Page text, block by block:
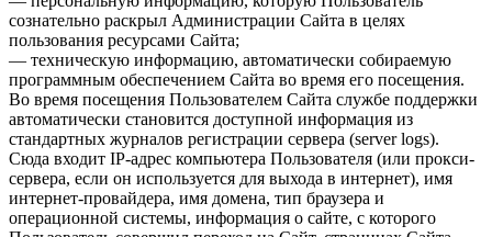
сознательно раскрыл Администрации Сайта в целях
пользования ресурсами Сайта;
— техническую информацию, автоматически собираемую
программным обеспечением Сайта во время его посещения.
Во время посещения Пользователем Сайта службе поддержки
автоматически становится доступной информация из
стандартных журналов регистрации сервера (server logs).
Сюда входит IP-адрес компьютера Пользователя (или прокси-
сервера, если он используется для выхода в интернет), имя
интернет-провайдера, имя домена, тип браузера и
операционной системы, информация о сайте, с которого